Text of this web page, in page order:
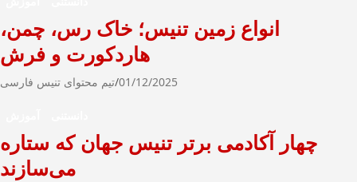
انواع زمین تنیس؛ خاک رس، چمن،
هاردکورت و فرش
01/12/2025 تیم محتوای تنیس فارسی
چهار آکادمی برتر تنیس جهان که ستاره
می‌سازند